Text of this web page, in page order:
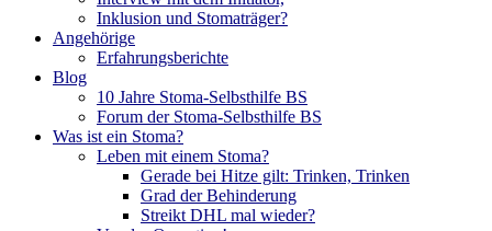
Inklusion und Stomaträger?
Angehörige
Erfahrungsberichte
Blog
10 Jahre Stoma-Selbsthilfe BS
Forum der Stoma-Selbsthilfe BS
Was ist ein Stoma?
Leben mit einem Stoma?
Gerade bei Hitze gilt: Trinken, Trinken
Grad der Behinderung
Streikt DHL mal wieder?